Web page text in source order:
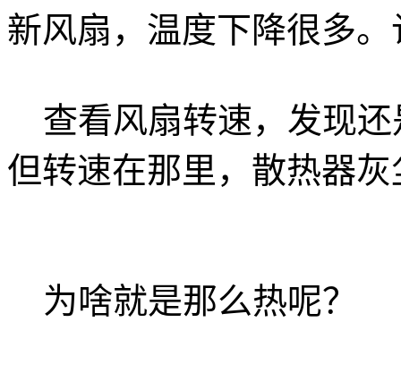
新风扇，温度下降很多
查看风扇转速，发现还
但转速在那里，散热器
为啥就是那么热呢？